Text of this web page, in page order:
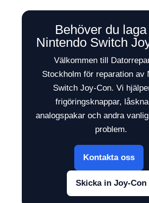
Behöver du
Nintendo Switch
Välkommen till
Stockholm för reparation av
Switch Joy-Con. Vi
frigöringsknappar,
analogspakar och andra
problem.
Kontakta oss
Skicka in Joy-Con